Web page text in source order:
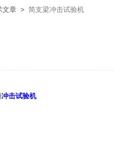
文章 > 简支梁冲击试验机
冲击试验机